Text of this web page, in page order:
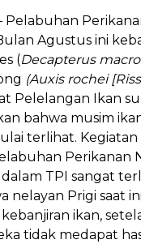
Pelabuhan
Agustus ini
(Decapterus
(Auxis rochei
Pelelangan Ikan
bahwa musim
terlihat. Kegiatan
Perikanan
dalam TPI sangat
nelayan Prigi saat
ikan,
tidak medapat